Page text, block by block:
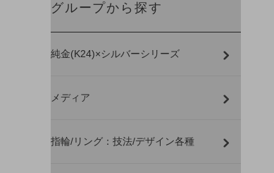
グループから探す
純金(K24)×シルバーシリーズ
メディア
指輪/リング：技法/デザイン各種